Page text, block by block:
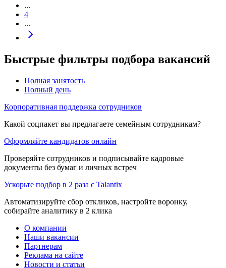
...
4
...
Быстрые фильтры подбора вакансий
Полная занятость
Полный день
Корпоративная поддержка сотрудников
Какой соцпакет вы предлагаете семейным сотрудникам?
Оформляйте кандидатов онлайн
Проверяйте сотрудников и подписывайте кадровые
документы без бумаг и личных встреч
Ускорьте подбор в 2 раза с Talantix
Автоматизируйте сбор откликов, настройте воронку,
собирайте аналитику в 2 клика
О компании
Наши вакансии
Партнерам
Реклама на сайте
Новости и статьи